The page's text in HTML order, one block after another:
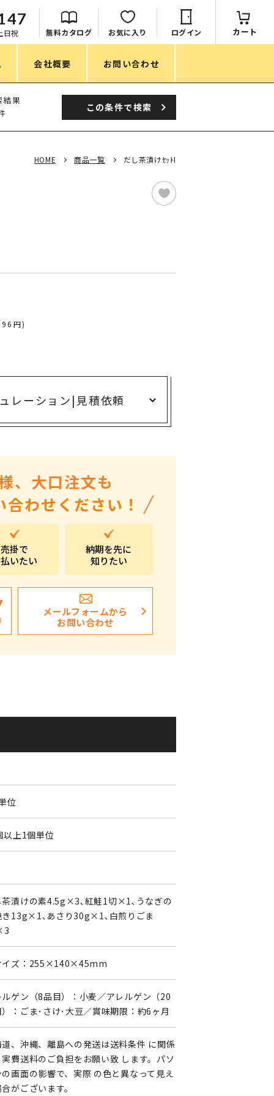
日祝 無料カタログ お気に入り ログイン カート
会社概要 お問い合わせ
岐阜県産品
安全大会ノベルティ・記念品特集
インバウンド･外国人観光客向け特集
粗品・営業配布
入学・卒業記念品
自治体・公共団体向け
オープン・開業・開院
ポストイン
ばらまき、ショップイベント向け粗品・ノベ
結果
この条件で検索
HOME 商品一覧 だし茶漬けｾｯﾄI
円)
レーション| 見積依頼
、大口注文も
わせください！
売掛で
いたい
納期を先に
知りたい
メールフォームから
お問い合わせ
位
以上1個単位
茶漬けの素4.5g×3､紅鮭1切×1､うなぎの
き13g×1､あさり30g×1､白煎りごま
イズ：255×140×45mm
ゲン（8品目）：小麦／アレルゲン（20
：ごま･さけ･大豆／賞味期限：約6ヶ月
、沖縄、離島への発送は送料条件 に関係
費送料のご負担をお願い致 します。パソ
画面の影響で、実際 の色と異なって見え
がございます。